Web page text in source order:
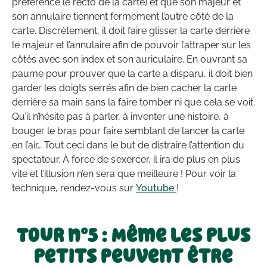
son annulaire tiennent fermement l’autre côté de la
carte. Discrètement, il doit faire glisser la carte derrière
le majeur et l’annulaire afin de pouvoir l’attraper sur les
côtés avec son index et son auriculaire. En ouvrant sa
paume pour prouver que la carte a disparu, il doit bien
garder les doigts serrés afin de bien cacher la carte
derrière sa main sans la faire tomber ni que cela se voit.
Qu’il n’hésite pas à parler, à inventer une histoire, à
bouger le bras pour faire semblant de lancer la carte
en l’air… Tout ceci dans le but de distraire l’attention du
spectateur. À force de s’exercer, il ira de plus en plus
vite et l’illusion n’en sera que meilleure ! Pour voir la
technique, rendez-vous sur Youtube !
Tour n°5 : Même les plus
petits peuvent être